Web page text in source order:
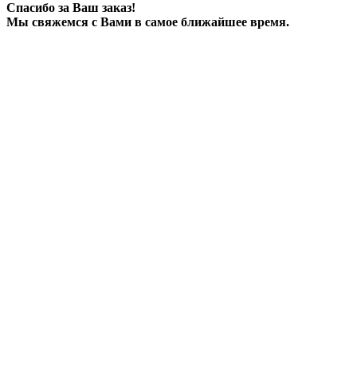
Спасибо за Ваш заказ!
Мы свяжемся с Вами в самое ближайшее время.